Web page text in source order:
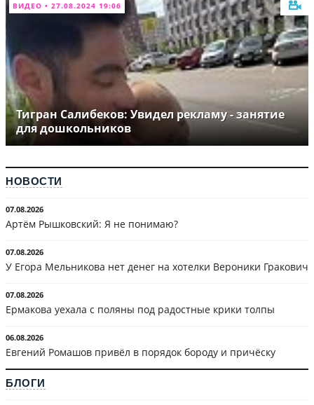
ВИДЕО • 27.08.2024 19:06
Тигран Салибеков: Увидел рекламу - занятие
для дошкольников
НОВОСТИ
07.08.2026
Артём Рышковский: Я не понимаю?
07.08.2026
У Егора Мельникова нет денег на хотелки Вероники Гракович
07.08.2026
Ермакова уехала с поляны под радостные крики толпы
06.08.2026
Евгений Ромашов привёл в порядок бороду и причёску
БЛОГИ